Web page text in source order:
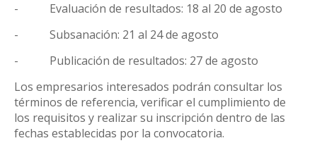
-
Evaluación de resultados: 18 al 20 de agosto
-
Subsanación: 21 al 24 de agosto
-
Publicación de resultados: 27 de agosto
Los empresarios interesados podrán consultar los
términos de referencia, verificar el cumplimiento de
los requisitos y realizar su inscripción dentro de las
fechas establecidas por la convocatoria.